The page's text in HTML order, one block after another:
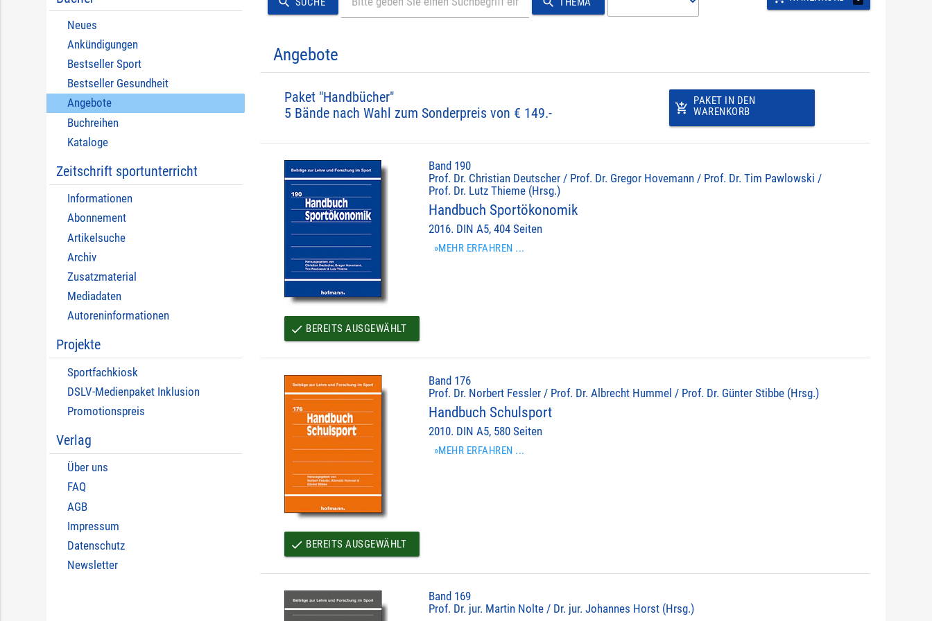
Neues
Ankündigungen
Bestseller Sport
Bestseller Gesundheit
Angebote
Buchreihen
Kataloge
Zeitschrift sportunterricht
Informationen
Abonnement
Artikelsuche
Archiv
Zusatzmaterial
Mediadaten
Autoreninformationen
Projekte
Sportfachkiosk
DSLV-Medienpaket Inklusion
Promotionspreis
Verlag
Über uns
FAQ
AGB
Impressum
Datenschutz
Newsletter
Angebote
Paket "Handbücher"
5 Bände nach Wahl zum Sonderpreis von € 149.-
add_shopping_cart
PAKET IN DEN
WARENKORB
Band 190
Prof. Dr. Christian Deutscher / Prof. Dr. Gregor Hovemann / Prof. Dr. Tim Pawlowski /
Prof. Dr. Lutz Thieme (Hrsg.)
Handbuch Sportökonomik
2016. DIN A5, 404 Seiten
»MEHR ERFAHREN ...
done BEREITS AUSGEWÄHLT
Band 176
Prof. Dr. Norbert Fessler / Prof. Dr. Albrecht Hummel / Prof. Dr. Günter Stibbe (Hrsg.)
Handbuch Schulsport
2010. DIN A5, 580 Seiten
»MEHR ERFAHREN ...
done BEREITS AUSGEWÄHLT
Band 169
Prof. Dr. jur. Martin Nolte / Dr. jur. Johannes Horst (Hrsg.)